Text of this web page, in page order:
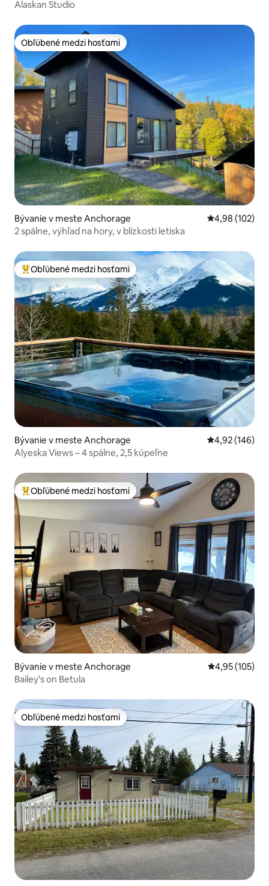
Alaskan Studio
Obľúbené medzi hosťami
Obľúbené medzi hosťami
Bývanie v meste Anchorage Priemerné
4,98 (102)
2 spálne, výhľad na hory, v blízkosti letiska
Najobľúbenejšie medzi hosťami
Obľúbené medzi hosťami
Bývanie v meste Anchorage Priemerné
4,92 (146)
Alyeska Views – 4 spálne, 2,5 kúpeľne
Najobľúbenejšie medzi hosťami
Obľúbené medzi hosťami
Bývanie v meste Anchorage Priemerné
4,95 (105)
Bailey's on Betula
Obľúbené medzi hosťami
Obľúbené medzi hosťami